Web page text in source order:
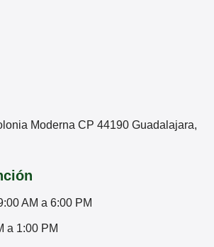
Moderna CP 44190 Guadalajara,
AM a 6:00 PM
a 1:00 PM